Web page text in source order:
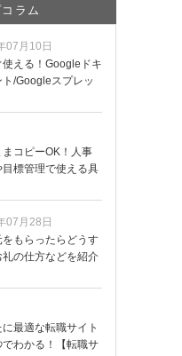
ラム
07月10日
使える！Googleドキ
ト/Googleスプレッ
まコピーOK！人事
目標管理で使える具
07月28日
をもらったらどうす
礼の仕方などを紹介
最適な転職サイト
でわかる！【転職サ